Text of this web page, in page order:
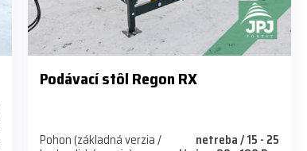
Podávací stôl Regon RX
Pohon (základná verzia / netreba / 15 - 25